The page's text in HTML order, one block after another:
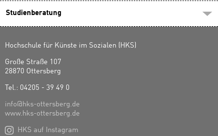
Studienberatung
Hochschule für Künste im Sozialen (HKS)
Große Straße 107
28870 Ottersberg
Tel.: 04205 - 39 49 0
info@hks-ottersberg.de
www.hks-ottersberg.de
 HKS auf Instagram